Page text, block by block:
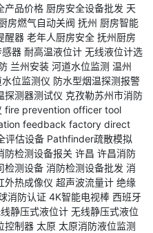
产品价格 厨房安全设备批发 天
房燃气自动关阀 抚州 厨房智能
醒器 老年人厨房安全 抚州厨房
器 耐高温液位计 无线液位计选
兰州安装 河道水位监测 温州
位监测仪 防水型烟温探测报警
探测器测试仪 克孜勒苏州市消防
fire prevention officer tool
feedback factory direct
评估设备 Pathfinder疏散模拟
防检测设备报关 许昌 许昌消防
检测设备 消防检测设备批发 消
外热成像仪 超声波流量计 绝缘
消防认证 4K智能电视棒 西班牙
静压式液位计 无线静压式液位
控制器 太原 太原消防液位监测